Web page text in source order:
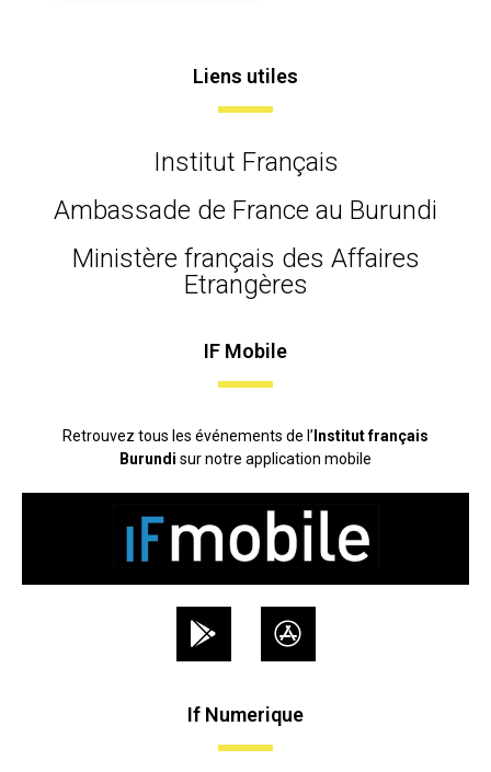
Liens utiles
Institut Français
Ambassade de France au Burundi
Ministère français des Affaires
Etrangères
IF Mobile
Retrouvez tous les événements de l’ Institut français
Burundi sur notre application mobile
If Numerique